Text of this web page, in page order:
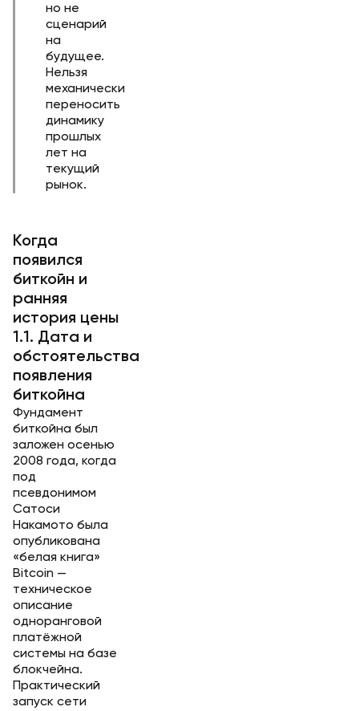
но не
сценарий
на
будущее.
Нельзя
механически
переносить
динамику
прошлых
лет на
текущий
рынок.
Когда
появился
биткойн и
ранняя
история цены
1.1. Дата и
обстоятельства
появления
биткойна
Фундамент
биткойна был
заложен осенью
2008 года, когда
под
псевдонимом
Сатоси
Накамото была
опубликована
«белая книга»
Bitcoin —
техническое
описание
одноранговой
платёжной
системы на базе
блокчейна.
Практический
запуск сети